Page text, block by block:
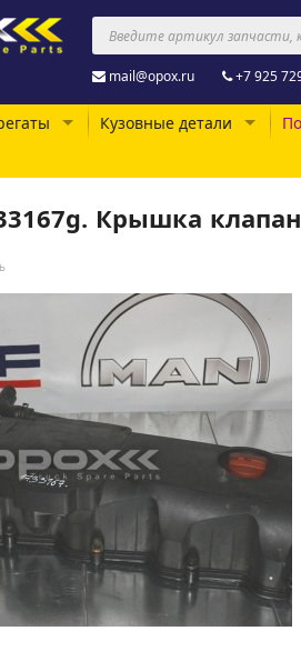
mail@opox.ru +7 925
Кузовные детали
Крышка